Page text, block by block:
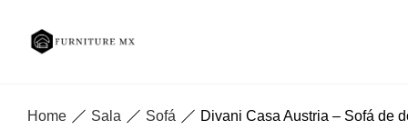
Home Sala Sofá Divani Casa Austria – Sofá de